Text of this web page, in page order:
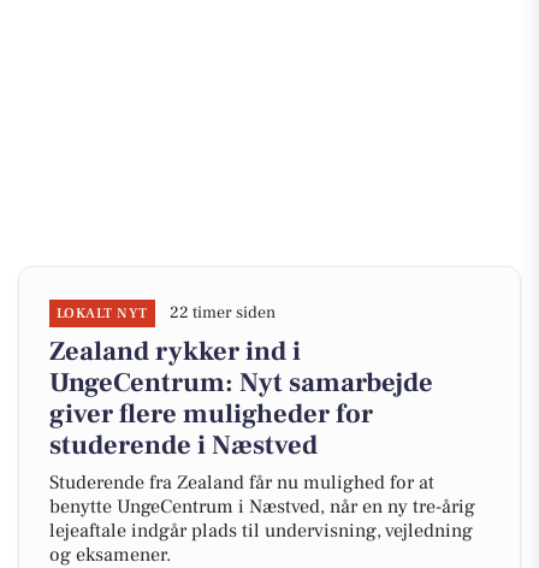
LOKALT NYT 22 timer siden
Zealand rykker ind i
UngeCentrum: Nyt samarbejde
giver flere muligheder for
studerende i Næstved
Studerende fra Zealand får nu mulighed for at
benytte UngeCentrum i Næstved, når en ny tre-årig
lejeaftale indgår plads til undervisning, vejledning
og eksamener.